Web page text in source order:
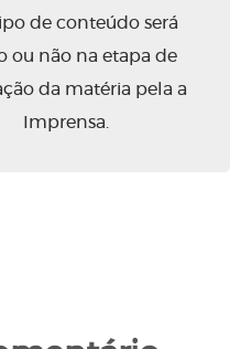
de conteúdo será
ou não na etapa de
da matéria pela a
Imprensa.